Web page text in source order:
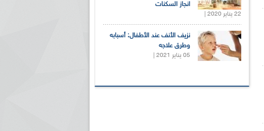
انجاز السكنات
22 يناير 2020 |
نزيف الأنف عند الأطفال: أسبابه
وطرق علاجه
05 يناير 2021 |